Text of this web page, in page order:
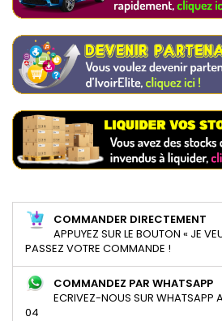
COMMANDER DIRECTEMENT
APPUYEZ SUR LE BOUTON « JE
PASSEZ VOTRE COMMANDE !
COMMANDEZ PAR WHATSAPP
ECRIVEZ-NOUS SUR
04